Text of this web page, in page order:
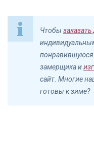
Чтобы
понравившуюся
замерщика и
сайт. Многие
готовы к зиме?